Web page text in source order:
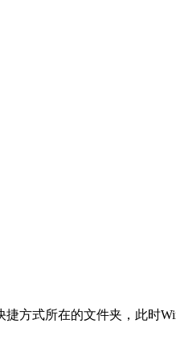
方式所在的文件夹，此时